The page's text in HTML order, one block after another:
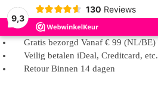
9,3
130 Reviews
Gratis bezorgd Vanaf € 99 (NL/BE)
Veilig betalen iDeal, Creditcard, etc.
Retour Binnen 14 dagen